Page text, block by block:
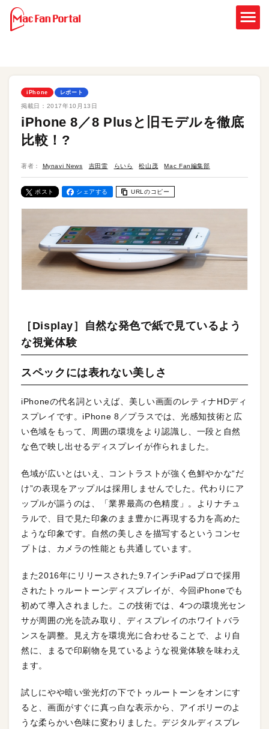
iPhone レポート
掲載日： 2017年10月13日
iPhone 8／8 Plusと旧モデルを徹底
比較！?
著者： Mynavi News 吉田雷 らいら 松山茂 Mac Fan編集部
ポスト シェアする URLのコピー
［Display］自然な発色で紙で見ているよう
な視覚体験
スペックには表れない美しさ
iPhoneの代名詞といえば、美しい画面のレティナHDディ
スプレイです。iPhone 8／プラスでは、光感知技術と広
い色域をもって、周囲の環境をより認識し、一段と自然
な色で映し出せるディスプレイが作られました。
色域が広いとはいえ、コントラストが強く色鮮やかな“だ
け”の表現をアップルは採用しませんでした。代わりにア
ップルが謳うのは、「業界最高の色精度」。よりナチュ
ラルで、目で見た印象のまま豊かに再現する力を高めた
ような印象です。自然の美しさを描写するというコンセ
プトは、カメラの性能とも共通しています。
また2016年にリリースされた9.7インチiPadプロで採用
されたトゥルートーンディスプレイが、今回iPhoneでも
初めて導入されました。この技術では、4つの環境光セン
サが周囲の光を読み取り、ディスプレイのホワイトバラ
ンスを調整。見え方を環境光に合わせることで、より自
然に、まるで印刷物を見ているような視覚体験を味わえ
ます。
試しにやや暗い蛍光灯の下でトゥルートーンをオンにす
ると、画面がすぐに真っ白な表示から、アイボリーのよ
うな柔らかい色味に変わりました。デジタルディスプレ